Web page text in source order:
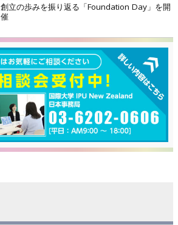
創立の歩みを振り返る「Foundation Day」を開
催